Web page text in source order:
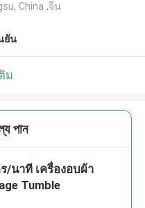
China ,จีน
ยัน
ม
পান
/นาที เครื่องอบผ้า
Tumble